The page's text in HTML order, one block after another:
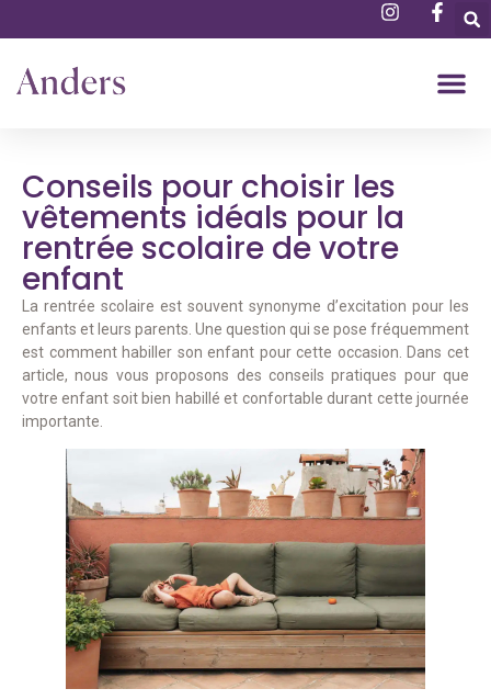
Conseils pour choisir les
vêtements idéals pour la
rentrée scolaire de votre
enfant
La rentrée scolaire est souvent synonyme d’excitation pour les
enfants et leurs parents. Une question qui se pose fréquemment
est comment habiller son enfant pour cette occasion. Dans cet
article, nous vous proposons des conseils pratiques pour que
votre enfant soit bien habillé et confortable durant cette journée
importante.